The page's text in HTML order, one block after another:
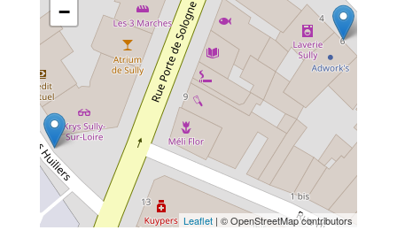
−
Leaflet | © OpenStreetMap contributors